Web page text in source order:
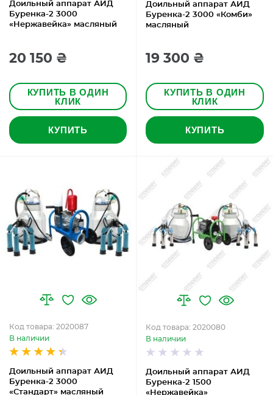
Доильный аппарат АИД
Буренка-2 3000
«Нержавейка» масляный
20 150 ₴
КУПИТЬ В ОДИН
КЛИК
КУПИТЬ
Доильный аппарат АИД
Буренка-2 3000 «Комби»
масляный
19 300 ₴
КУПИТЬ В ОДИН
КЛИК
КУПИТЬ
Доильный аппарат АИД
Буренка-2 3000
«Стандарт» масляный
Код товара: 2020087
В наличии
Доильный аппарат АИД
Буренка-2 1500
«Нержавейка»
Код товара: 2020080
В наличии